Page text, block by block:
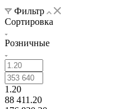
Фильтр
Сортировка
Розничные
1.20
88 411.20